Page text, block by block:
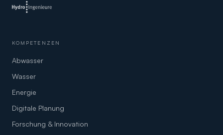
KOMPETENZEN
Abwasser
Wasser
Energie
Digitale Planung
Forschung & Innovation